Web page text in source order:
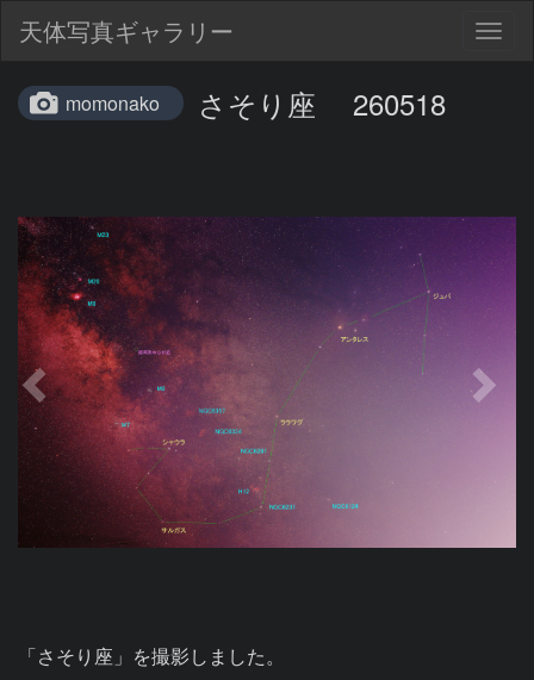
天体写真ギャラリー
momonako さそり座 260518
「さそり座」を撮影しました。